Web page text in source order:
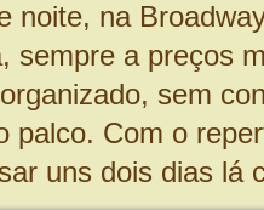
noite, na
sempre a preços
sem
palco. Com o
uns dois dias lá